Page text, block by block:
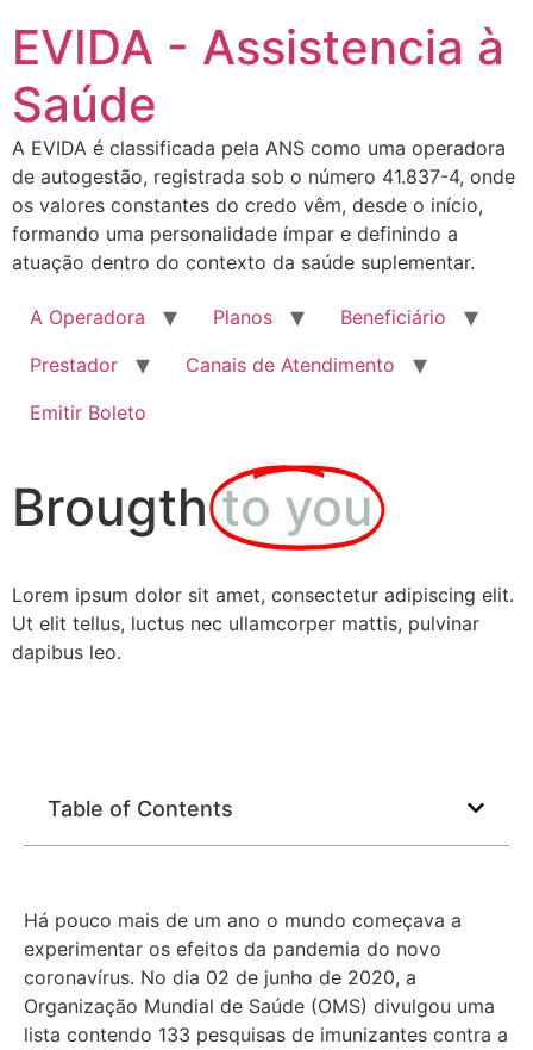
EVIDA - Assistencia à
Saúde
A EVIDA é classificada pela ANS como uma operadora
de autogestão, registrada sob o número 41.837-4, onde
os valores constantes do credo vêm, desde o início,
formando uma personalidade ímpar e definindo a
atuação dentro do contexto da saúde suplementar.
A Operadora Planos
Beneficiário
Prestador
Canais de Atendimento
Emitir Boleto
Brougth to you
Lorem ipsum dolor sit amet, consectetur adipiscing elit.
Ut elit tellus, luctus nec ullamcorper mattis, pulvinar
dapibus leo.
Table of Contents
Há pouco mais de um ano o mundo começava a
experimentar os efeitos da pandemia do novo
coronavírus. No dia 02 de junho de 2020, a
Organização Mundial de Saúde (OMS) divulgou uma
lista contendo 133 pesquisas de imunizantes contra a